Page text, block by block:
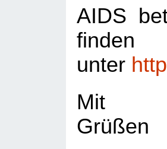
AIDS
unter
Mit
Grüßen